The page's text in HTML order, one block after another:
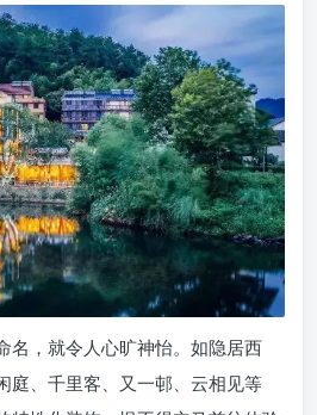
名，就令人心旷神怡。如隐居西
庭、千里客、又一邨、云相见等